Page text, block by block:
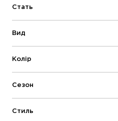
Стать
Вид
Колір
Сезон
Стиль